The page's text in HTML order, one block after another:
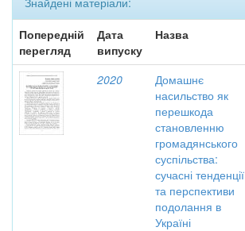
Попередній
перегляд
Дата
випуску
Назва
2020
Домашнє
насильство як
перешкода
становленню
громадянського
суспільства:
сучасні тенденції
та перспективи
подолання в
Україні